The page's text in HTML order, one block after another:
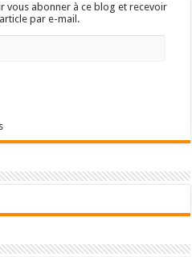
vous abonner à ce blog et recevoir
par e-mail.